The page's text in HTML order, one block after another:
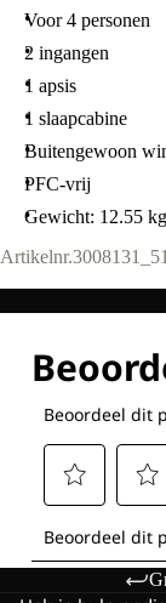
Voor 4 personen
2 ingangen
1 apsis
1 slaapcabine
Buitengewoon
PFC-vrij
Gewicht: 12.55 kg
Artikelnr.